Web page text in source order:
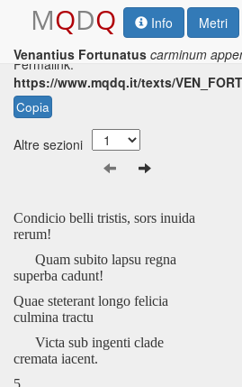
MQDQ Info Metri
Venantius Fortunatus carminum
Permalink:
https://www.mqdq.it/texts/
Copia
Altre sezioni
Condicio belli tristis, sors inuida
rerum!
Quam subito lapsu regna
superba cadunt!
Quae steterant longo felicia
culmina tractu
Victa sub ingenti clade
cremata iacent.
5